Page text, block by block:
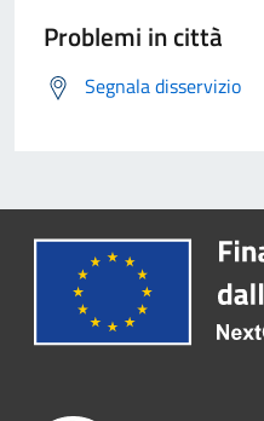
Problemi in città
Segnala disservizio